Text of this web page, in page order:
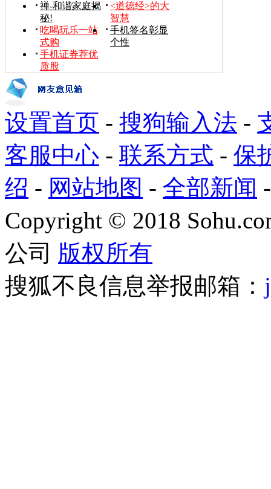
禅-和谐家庭揭
秘!
<道德经>的大
智慧
吃喝玩乐一站
式购
手机签名彰显
个性
手机证券荐优
质股
设置首页 - 搜狗输入法 -
客服中心 - 联系方式 - 保
绍 - 网站地图 - 全部新闻
Copyright © 2018
公司 版权所有
搜狐不良信息举报邮箱：